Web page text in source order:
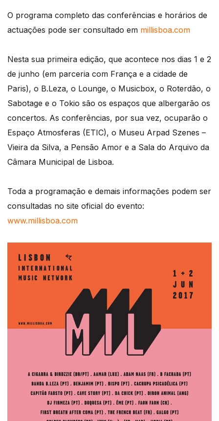
O programa completo das conferências e horários de
actuações pode ser consultado em millisboa.com
Nesta sua primeira edição, que acontece nos dias 1 e 2
de junho (em parceria com França e a cidade de
Paris), o B.Leza, o Lounge, o Musicbox, o Roterdão, o
Sabotage e o Tokio são os espaços que albergarão os
concertos. As conferências, por sua vez, ocuparão o
Espaço Atmosferas (ETIC), o Museu Arpad Szenes –
Vieira da Silva, a Pensão Amor e a Sala do Arquivo da
Câmara Municipal de Lisboa.
Toda a programação e demais informações podem ser
consultadas no site oficial do evento:
www.millisboa.com